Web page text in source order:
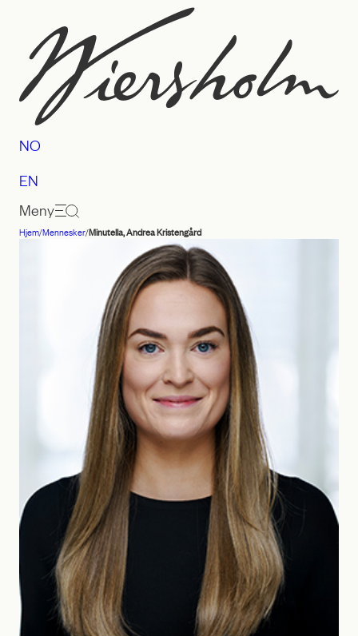
innhold
Advokatfirmaet
NO
EN
Meny
Hjem/Mennesker/Minutella, Andrea Kristengård